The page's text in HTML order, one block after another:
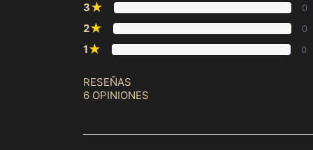
3★ 0
2★ 0
1★ 0
RESEÑAS
6 OPINIONES